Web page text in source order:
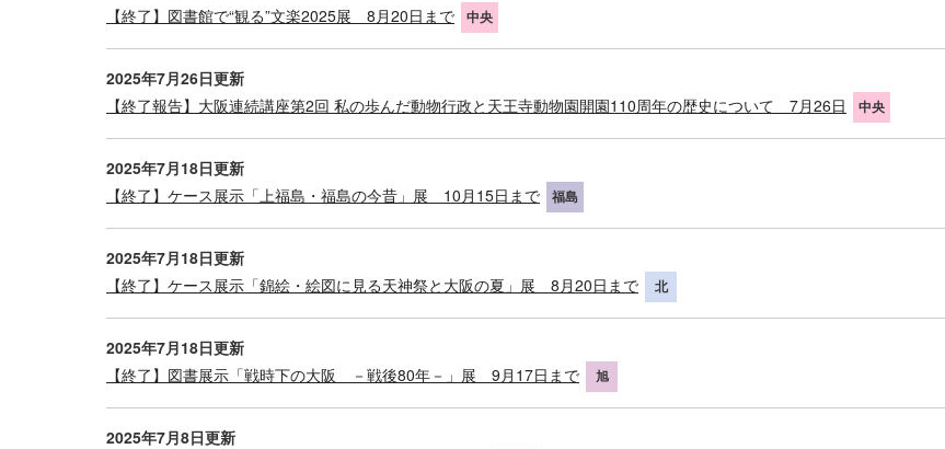
【終了】図書館で“観る”文楽2025展 8月20日まで
中央
2025年7月26日更新
【終了報告】大阪連続講座第2回 私の歩んだ動物行政と天王寺動物園開園110周年の歴史について 7月26日
中央
2025年7月18日更新
【終了】ケース展示「上福島・福島の今昔」展 10月15日まで
福島
2025年7月18日更新
【終了】ケース展示「錦絵・絵図に見る天神祭と大阪の夏」展 8月20日まで
北
2025年7月18日更新
【終了】図書展示「戦時下の大阪 －戦後80年－」展 9月17日まで
旭
2025年7月8日更新